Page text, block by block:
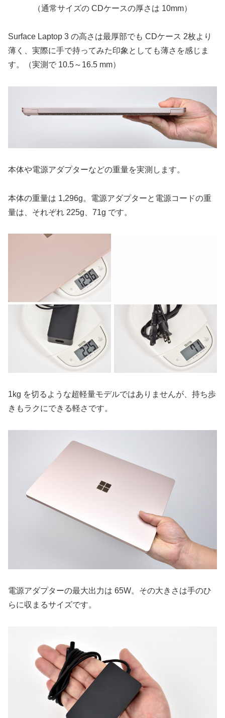
（通常サイズの CDケースの厚さは 10mm）
Surface Laptop 3 の高さは最厚部でも CDケース 2枚より
薄く、実際に手で持ってみた印象としても薄さを感じま
す。（実測で 10.5～16.5 mm）
本体や電源アダプターなどの重量を実測します。
本体の重量は 1,296g。電源アダプターと電源コードの重
量は、それぞれ 225g、71g です。
1kg を切るような超軽量モデルではありませんが、持ち歩
きもラクにできる軽さです。
電源アダプターの最大出力は 65W。その大きさは手のひ
らに収まるサイズです。